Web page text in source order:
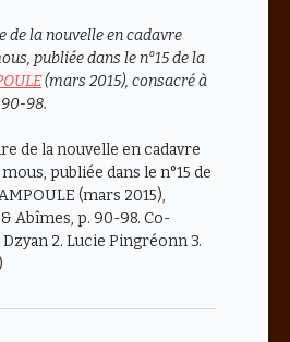
de la nouvelle en cadavre
, publiée dans le n°15 de la
(mars 2015), consacré à
90-98.
de la nouvelle en cadavre
publiée dans le n°15 de
(mars 2015),
Abîmes, p. 90-98. Co-
2. Lucie Pingréonn 3.